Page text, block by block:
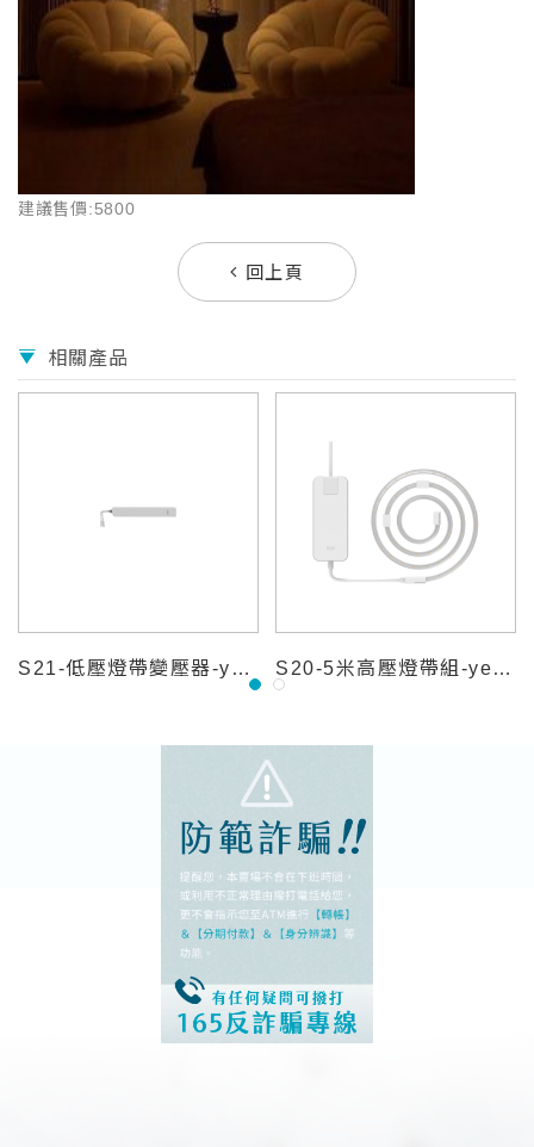
建議售價:5800
回上頁
相關產品
S21-低壓燈帶變壓器-yeelightpro S20-5米高壓燈帶組-yeelightpro
1